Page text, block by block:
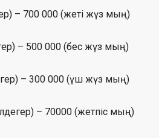
– 700 000 (жеті жүз мың)
– 500 000 (бес жүз мың)
– 300 000 (үш жүз мың)
– 70000 (жетпіс мың)